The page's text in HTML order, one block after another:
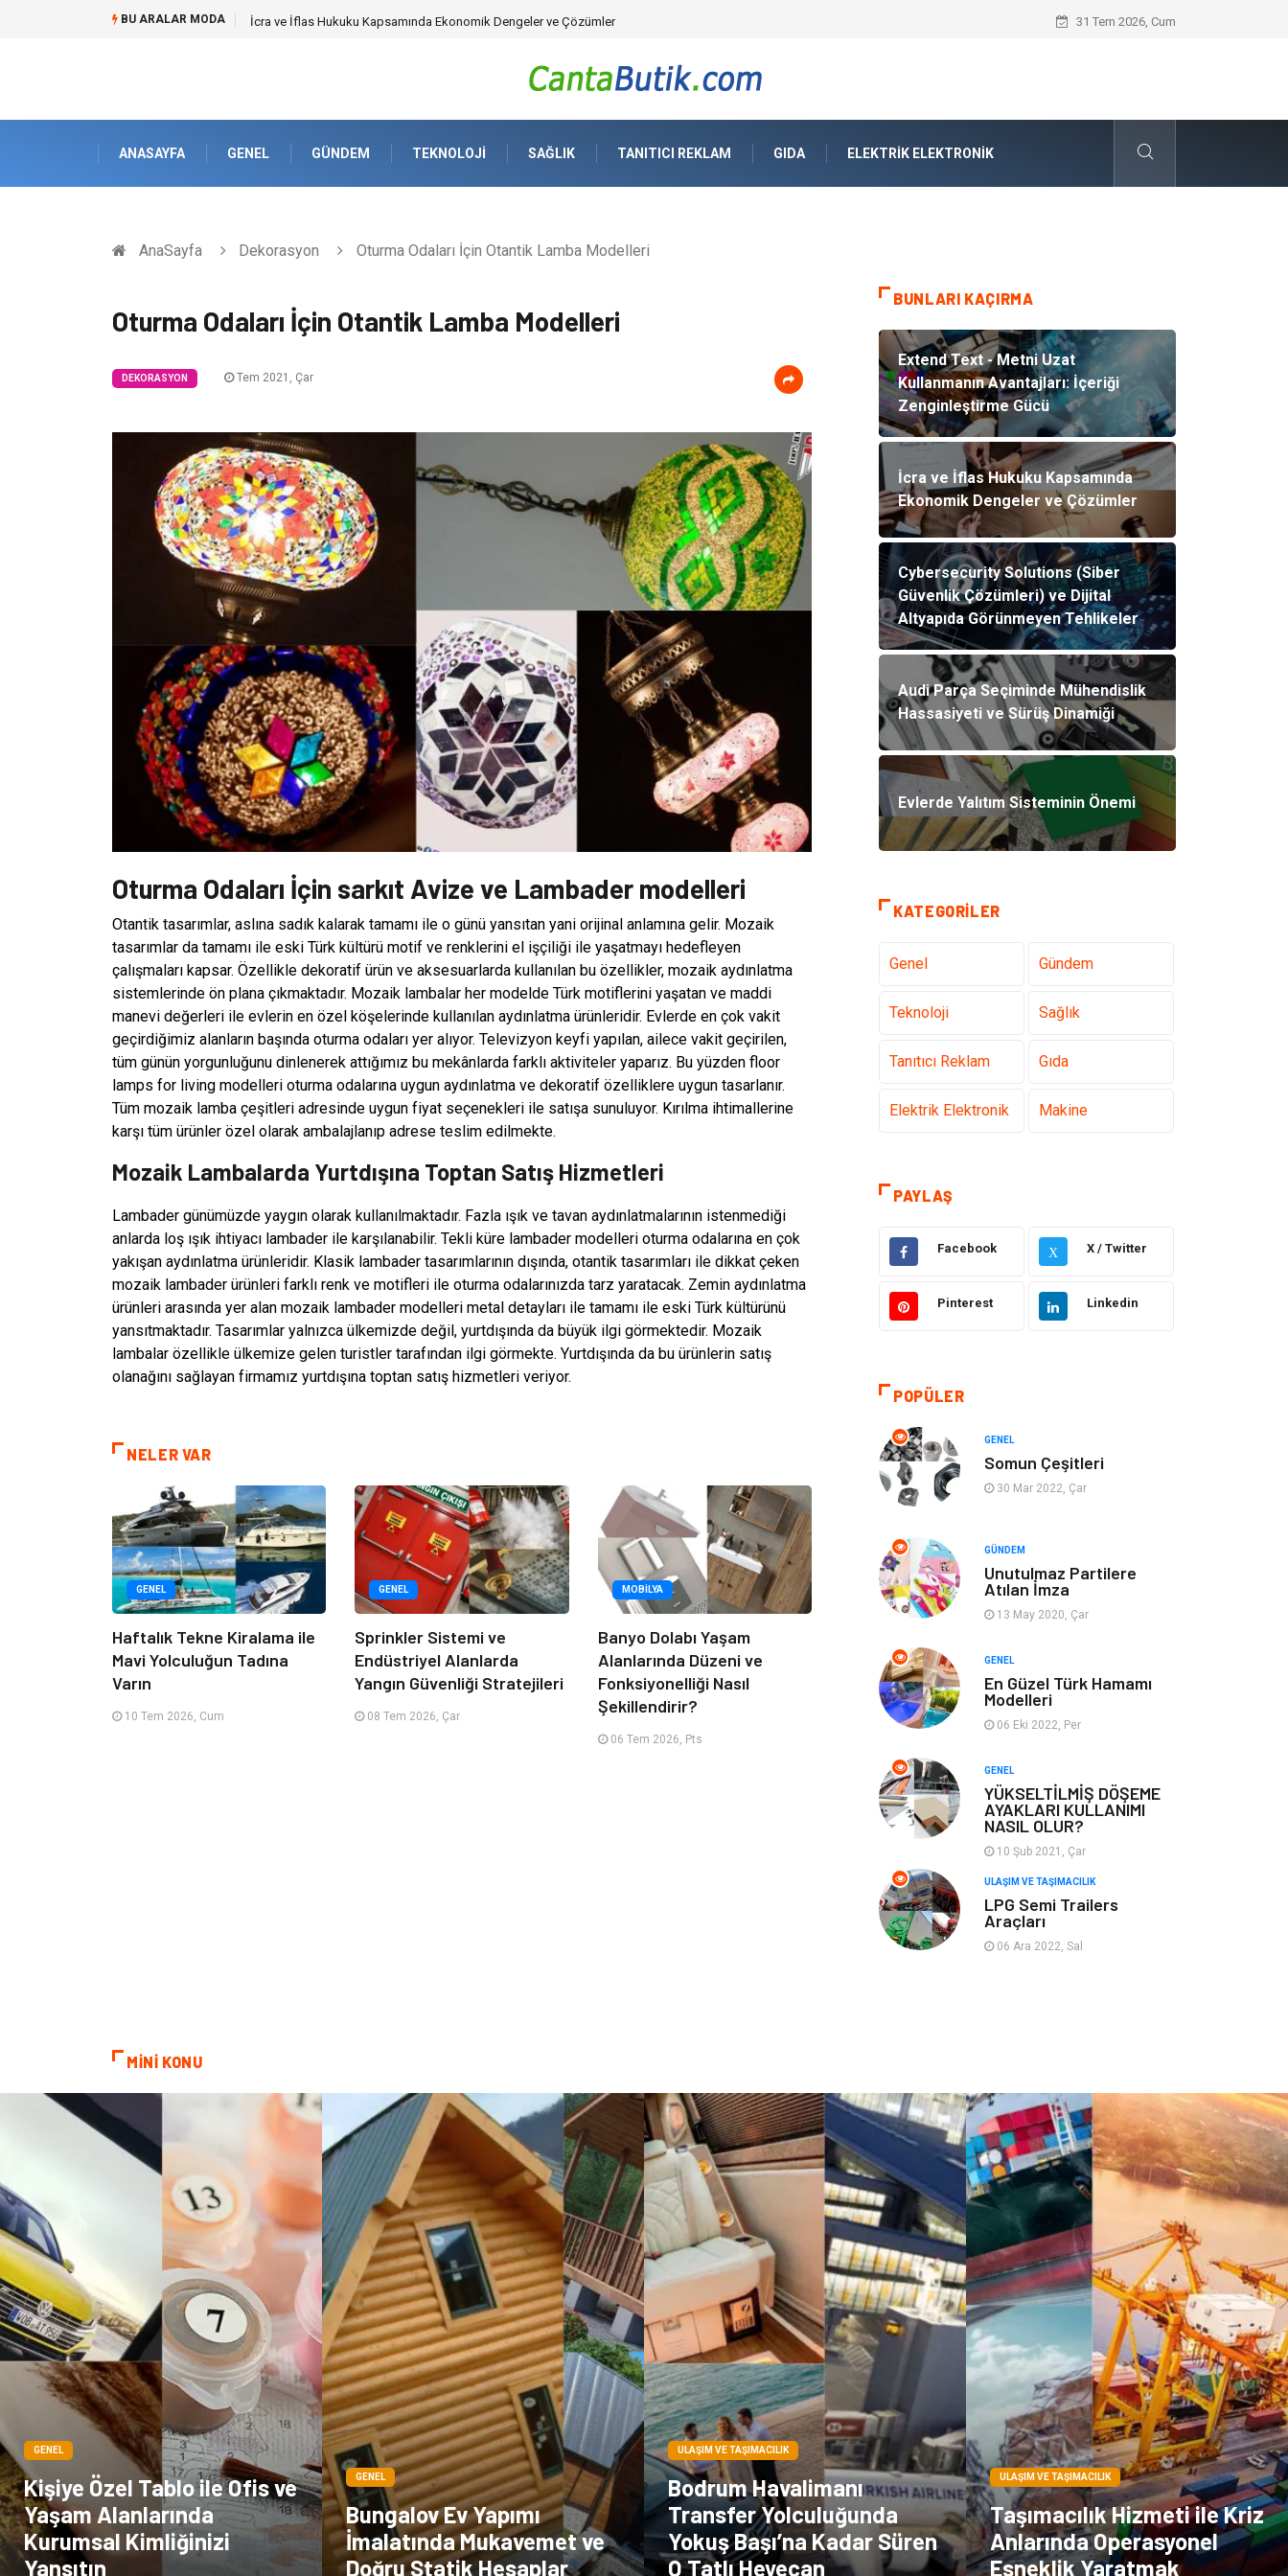
BU ARALAR MODA İcra ve İflas Hukuku Kapsamında Ekonomik Dengeler ve Çözümler Cybersecurity Solutions (Siber
31 Tem 2026, Cum
ANASAYFA GENEL GÜNDEM TEKNOLOJI SAĞLIK TANITICI REKLAM GIDA ELEKTRIK ELEKTRONIK
AnaSayfa Dekorasyon Oturma Odaları İçin Otantik Lamba Modelleri
Oturma Odaları İçin Otantik Lamba Modelleri
DEKORASYON Tem 2021, Çar
Oturma Odaları İçin sarkıt Avize ve Lambader modelleri
Otantik tasarımlar, aslına sadık kalarak tamamı ile o günü yansıtan yani orijinal anlamına gelir. Mozaik
tasarımlar da tamamı ile eski Türk kültürü motif ve renklerini el işçiliği ile yaşatmayı hedefleyen
çalışmaları kapsar. Özellikle dekoratif ürün ve aksesuarlarda kullanılan bu özellikler, mozaik aydınlatma
sistemlerinde ön plana çıkmaktadır. Mozaik lambalar her modelde Türk motiflerini yaşatan ve maddi
manevi değerleri ile evlerin en özel köşelerinde kullanılan aydınlatma ürünleridir. Evlerde en çok vakit
geçirdiğimiz alanların başında oturma odaları yer alıyor. Televizyon keyfi yapılan, ailece vakit geçirilen,
tüm günün yorgunluğunu dinlenerek attığımız bu mekânlarda farklı aktiviteler yaparız. Bu yüzden floor
lamps for living modelleri oturma odalarına uygun aydınlatma ve dekoratif özelliklere uygun tasarlanır.
Tüm mozaik lamba çeşitleri adresinde uygun fiyat seçenekleri ile satışa sunuluyor. Kırılma ihtimallerine
karşı tüm ürünler özel olarak ambalajlanıp adrese teslim edilmekte.
Mozaik Lambalarda Yurtdışına Toptan Satış Hizmetleri
Lambader günümüzde yaygın olarak kullanılmaktadır. Fazla ışık ve tavan aydınlatmalarının istenmediği
anlarda loş ışık ihtiyacı lambader ile karşılanabilir. Tekli küre lambader modelleri oturma odalarına en çok
yakışan aydınlatma ürünleridir. Klasik lambader tasarımlarının dışında, otantik tasarımları ile dikkat çeken
mozaik lambader ürünleri farklı renk ve motifleri ile oturma odalarınızda tarz yaratacak. Zemin aydınlatma
ürünleri arasında yer alan mozaik lambader modelleri metal detayları ile tamamı ile eski Türk kültürünü
yansıtmaktadır. Tasarımlar yalnızca ülkemizde değil, yurtdışında da büyük ilgi görmektedir. Mozaik
lambalar özellikle ülkemize gelen turistler tarafından ilgi görmekte. Yurtdışında da bu ürünlerin satış
olanağını sağlayan firmamız yurtdışına toptan satış hizmetleri veriyor.
NELER VAR
GENEL
Haftalık Tekne Kiralama ile
Mavi Yolculuğun Tadına
Varın
10 Tem 2026, Cum
GENEL
Sprinkler Sistemi ve
Endüstriyel Alanlarda
Yangın Güvenliği Stratejileri
08 Tem 2026, Çar
MOBILYA
Banyo Dolabı Yaşam
Alanlarında Düzeni ve
Fonksiyonelliği Nasıl
Şekillendirir?
06 Tem 2026, Pts
BUNLARI KAÇIRMA
Extend Text - Metni Uzat
Kullanmanın Avantajları: İçeriği
Zenginleştirme Gücü
İcra ve İflas Hukuku Kapsamında
Ekonomik Dengeler ve Çözümler
Cybersecurity Solutions (Siber
Güvenlik Çözümleri) ve Dijital
Altyapıda Görünmeyen Tehlikeler
Audi Parça Seçiminde Mühendislik
Hassasiyeti ve Sürüş Dinamiği
Evlerde Yalıtım Sisteminin Önemi
KATEGORILER
Genel Gündem
Teknoloji Sağlık
Tanıtıcı Reklam Gıda
Elektrik Elektronik Makine
Alışveriş
Emlak
Organizasyon Mobilya
Tekstil
Tatil Finans & Ekonomi
Turizm
Aksesuar Eğitim Kurumları
Ambalaj Eğlence
Pazarlama
Servisleri
Kültür Telekomünikasyon
Bebek Giyim
Dernekler ve
Birlikler
çiçek İnternet
Tarım &
Hayvancılık
Endüstriyel
Ürünler
PAYLAŞ
Facebook X X / Twitter
Pinterest Linkedin
POPÜLER
GENEL
Somun Çeşitleri
30 Mar 2022, Çar
GÜNDEM
Unutulmaz Partilere
Atılan İmza
13 May 2020, Çar
GENEL
En Güzel Türk Hamamı
Modelleri
06 Eki 2022, Per
GENEL
YÜKSELTİLMİŞ DÖŞEME
AYAKLARI KULLANIMI
NASIL OLUR?
10 Şub 2021, Çar
ULAŞIM VE TAŞIMACILIK
LPG Semi Trailers
Araçları
06 Ara 2022, Sal
MİNİ KONU
GENEL
Kişiye Özel Tablo ile Ofis ve
Yaşam Alanlarında
Kurumsal Kimliğinizi
Yansıtın
GENEL
Bungalov Ev Yapımı
İmalatında Mukavemet ve
Doğru Statik Hesaplar
ULAŞIM VE TAŞIMACILIK
Bodrum Havalimanı
Transfer Yolculuğunda
Yokuş Başı’na Kadar Süren
O Tatlı Heyecan
ULAŞIM VE TAŞIMACILIK
Taşımacılık Hizmeti ile Kriz
Anlarında Operasyonel
Esneklik Yaratmak